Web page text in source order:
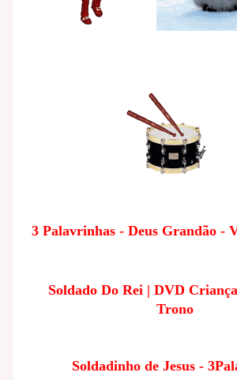
3 Palavrinhas - Deus Grandão -
Soldado Do Rei | DVD
Trono
Soldadinho de Jesus -